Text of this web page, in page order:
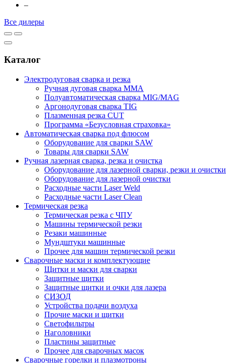
–
Все дилеры
Каталог
Электродуговая сварка и резка
Ручная дуговая сварка MMA
Полуавтоматическая сварка MIG/MAG
Аргонодуговая сварка TIG
Плазменная резка CUT
Программа «Безусловная страховка»
Автоматическая сварка под флюсом
Оборудование для сварки SAW
Товары для сварки SAW
Ручная лазерная сварка, резка и очистка
Оборудование для лазерной сварки, резки и очистки
Оборудование для лазерной очистки
Расходные части Laser Weld
Расходные части Laser Clean
Термическая резка
Термическая резка с ЧПУ
Машины термической резки
Резаки машинные
Мундштуки машинные
Прочее для машин термической резки
Сварочные маски и комплектующие
Щитки и маски для сварки
Защитные щитки
Защитные щитки и очки для лазера
СИЗОД
Устройства подачи воздуха
Прочие маски и щитки
Светофильтры
Наголовники
Пластины защитные
Прочее для сварочных масок
Сварочные горелки и плазмотроны